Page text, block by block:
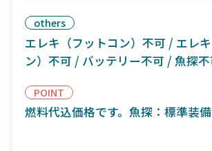
others
エレキ（フットコン）不可 / エレ
ン）不可 / バッテリー不可 / 魚探
POINT
燃料代込価格です。魚探：標準装備